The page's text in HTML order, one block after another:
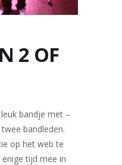
2 OF
bandje met –
bandleden.
op het web te
tijd mee in